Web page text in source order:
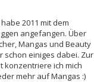
2011 mit dem
angefangen. Über
Mangas und Beauty
schon einiges dabei. Zur
konzentriere ich mich
mehr auf Mangas :)